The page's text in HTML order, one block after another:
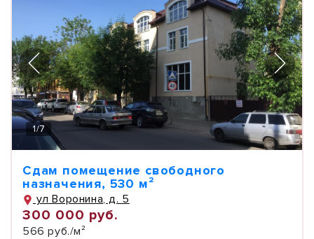
1/7
Сдам помещение свободного
назначения, 530 м²
ул Воронина, д. 5
300 000 руб.
566 руб./м²